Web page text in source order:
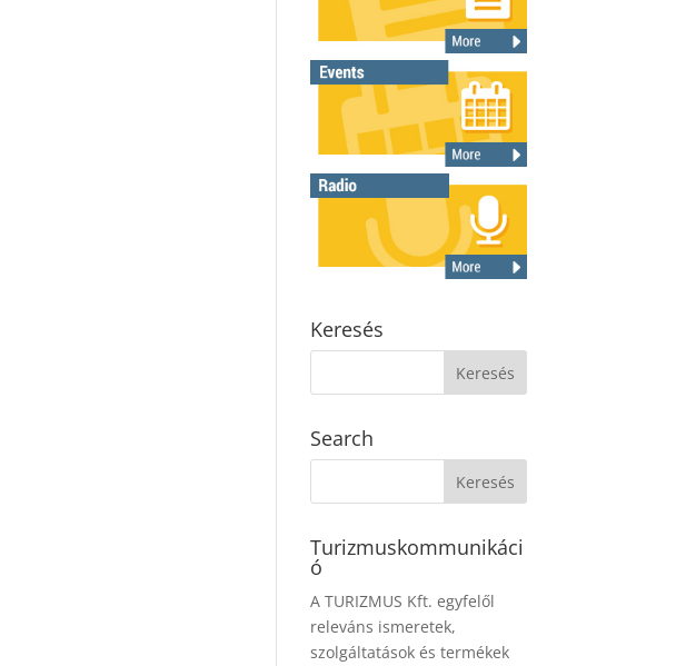
Keresés
Search
Turizmuskommunikáci
ó
A TURIZMUS Kft. egyfelől
releváns ismeretek,
szolgáltatások és termékek